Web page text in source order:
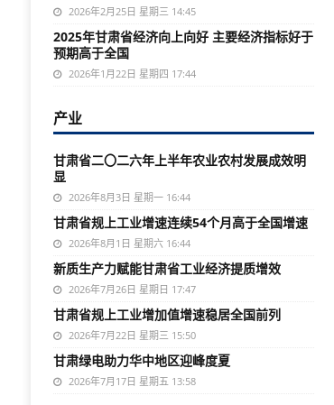
2026年2月25日 星期三 14:45
2025年甘肃省经济向上向好 主要经济指标好于
预期高于全国
2026年1月22日 星期四 17:44
产业
甘肃省二〇二六年上半年农业农村发展成效明
显
2026年8月3日 星期一 16:44
甘肃省规上工业增速连续54个月高于全国增速
2026年8月1日 星期六 16:44
新质生产力赋能甘肃省工业经济提质增效
2026年7月26日 星期日 17:47
甘肃省规上工业增加值增速稳居全国前列
2026年7月22日 星期三 15:50
甘肃绿电助力华中地区迎峰度夏
2026年7月17日 星期五 13:58